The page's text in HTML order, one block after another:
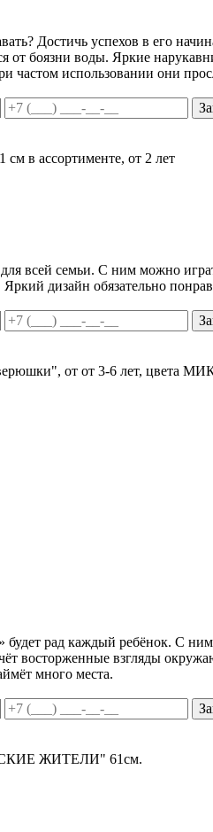
Достичь успехов в его
от боязни воды. Яркие
частом использовании они
в ассортименте, от 2 лет
всей семьи. С ним можно
дизайн обязательно
от от 3-6 лет, цвета
рад каждый ребёнок. С
восторженные взгляды
много места.
ЖИТЕЛИ" 61см.